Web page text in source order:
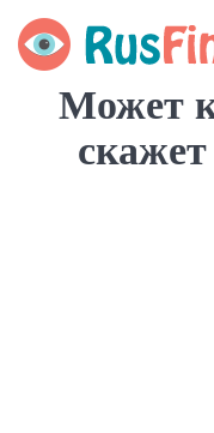
Может